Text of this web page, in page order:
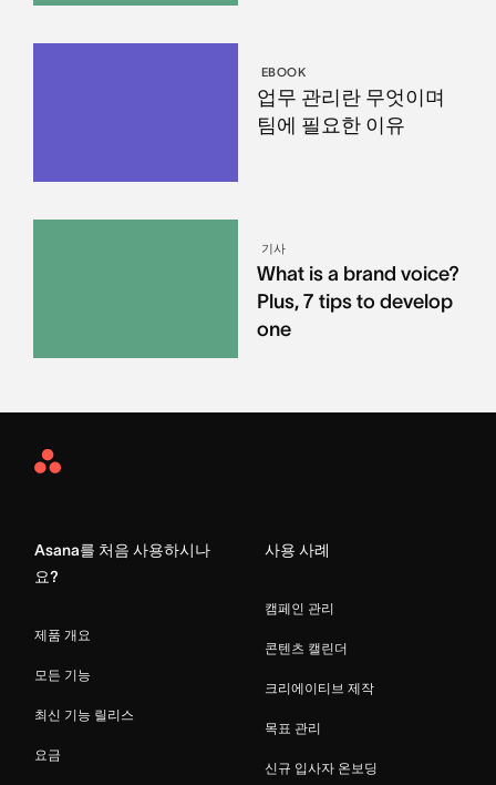
EBOOK
업무 관리란 무엇이며
팀에 필요한 이유
기사
What is a brand voice?
Plus, 7 tips to develop
one
Asana
Asana를 처음 사용하시나
요?
제품 개요
모든 기능
최신 기능 릴리스
요금
사용 사례
캠페인 관리
콘텐츠 캘린더
크리에이티브 제작
목표 관리
신규 입사자 온보딩